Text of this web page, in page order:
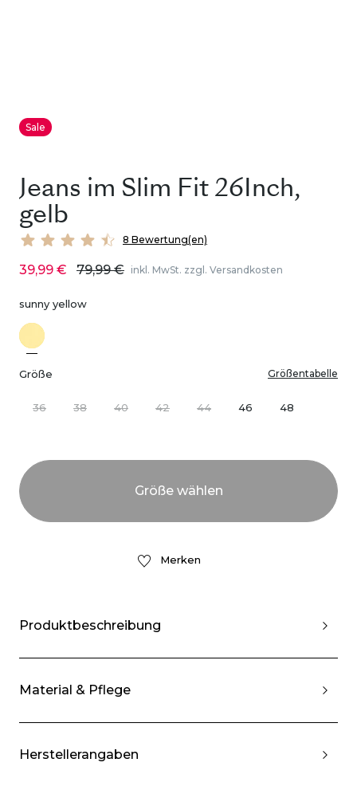
Sale
Jeans im Slim Fit 26Inch,
gelb
8 Bewertung(en)
39,99 € 79,99 € inkl. MwSt. zzgl. Versandkosten
sunny yellow
Größe Größentabelle
36 38 40 42 44 46 48
Merken
Produktbeschreibung
Material & Pflege
Herstellerangaben